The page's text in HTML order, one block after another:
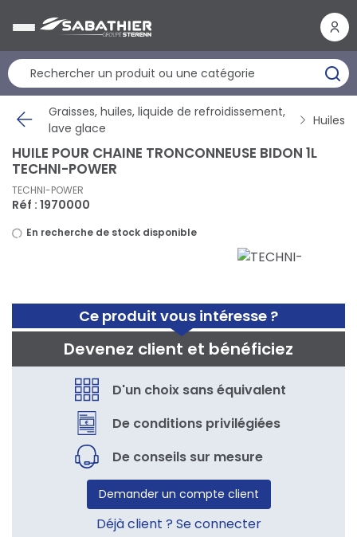
Graisses, huiles, liquide de refroidissement,
lave glace
Huiles
Ce produit vous intéresse ?
Devenez client et bénéficiez
D'un choix sans équivalent
De conditions privilégiées
De conseils sur mesure
Demander un compte client
Déjà client ? Se connecter
HUILE POUR CHAINE TRONCONNEUSE BIDON 1L
TECHNI-POWER
TECHNI-POWER
Réf : 1970000
En recherche de stock disponible